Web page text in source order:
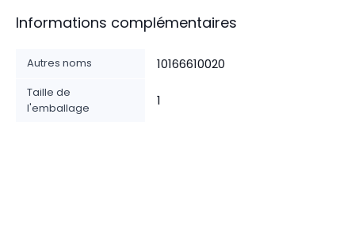
Informations complémentaires
Autres noms 10166610020
Taille de
l'emballage
1